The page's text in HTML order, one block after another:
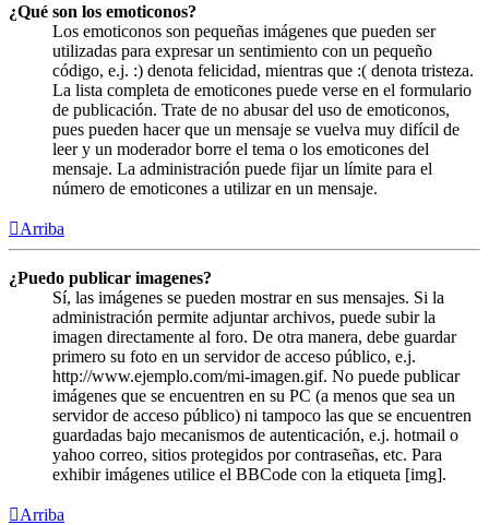
¿Qué son los emoticonos?
Los emoticonos son pequeñas imágenes que pueden ser
utilizadas para expresar un sentimiento con un pequeño
código, e.j. :) denota felicidad, mientras que :( denota tristeza.
La lista completa de emoticones puede verse en el formulario
de publicación. Trate de no abusar del uso de emoticonos,
pues pueden hacer que un mensaje se vuelva muy difícil de
leer y un moderador borre el tema o los emoticones del
mensaje. La administración puede fijar un límite para el
número de emoticones a utilizar en un mensaje.
Arriba
¿Puedo publicar imagenes?
Sí, las imágenes se pueden mostrar en sus mensajes. Si la
administración permite adjuntar archivos, puede subir la
imagen directamente al foro. De otra manera, debe guardar
primero su foto en un servidor de acceso público, e.j.
http://www.ejemplo.com/mi-imagen.gif. No puede publicar
imágenes que se encuentren en su PC (a menos que sea un
servidor de acceso público) ni tampoco las que se encuentren
guardadas bajo mecanismos de autenticación, e.j. hotmail o
yahoo correo, sitios protegidos por contraseñas, etc. Para
exhibir imágenes utilice el BBCode con la etiqueta [img].
Arriba